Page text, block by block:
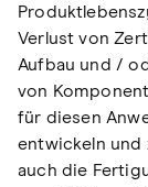
Verlust von
Aufbau und /
von
für diesen
entwickeln und
auch die